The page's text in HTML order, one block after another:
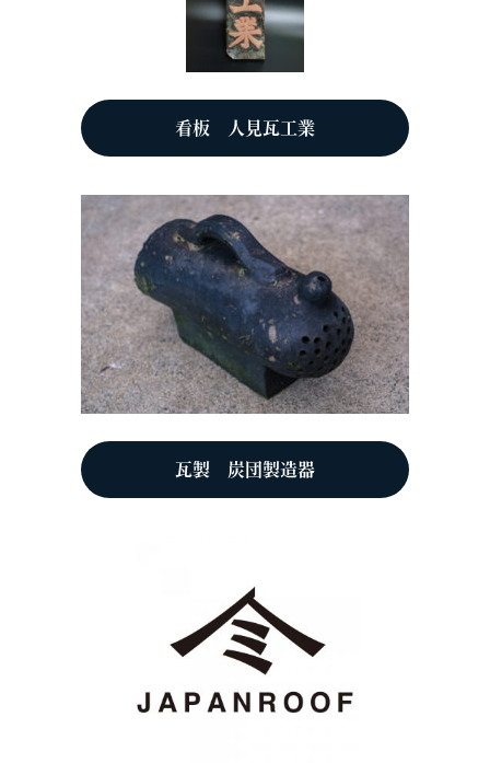
看板 人見瓦工業
瓦製 炭団製造器